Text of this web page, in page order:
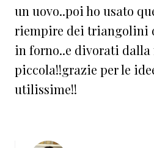
un uovo..poi ho usato
riempire dei triangolini
in forno..e divorati dalla
piccola!!grazie per le
utilissime!!